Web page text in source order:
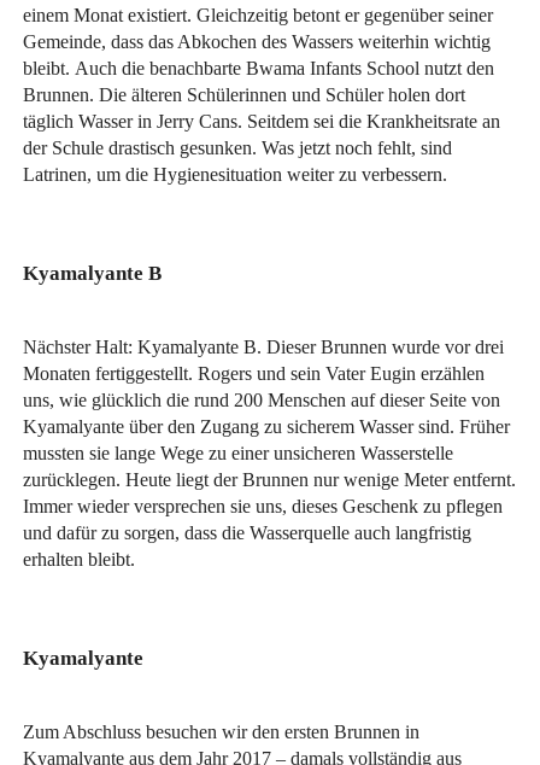
einem Monat existiert. Gleichzeitig betont er gegenüber seiner
Gemeinde, dass das Abkochen des Wassers weiterhin wichtig
bleibt. Auch die benachbarte Bwama Infants School nutzt den
Brunnen. Die älteren Schülerinnen und Schüler holen dort
täglich Wasser in Jerry Cans. Seitdem sei die Krankheitsrate an
der Schule drastisch gesunken. Was jetzt noch fehlt, sind
Latrinen, um die Hygienesituation weiter zu verbessern.
Kyamalyante B
Nächster Halt: Kyamalyante B. Dieser Brunnen wurde vor drei
Monaten fertiggestellt. Rogers und sein Vater Eugin erzählen
uns, wie glücklich die rund 200 Menschen auf dieser Seite von
Kyamalyante über den Zugang zu sicherem Wasser sind. Früher
mussten sie lange Wege zu einer unsicheren Wasserstelle
zurücklegen. Heute liegt der Brunnen nur wenige Meter entfernt.
Immer wieder versprechen sie uns, dieses Geschenk zu pflegen
und dafür zu sorgen, dass die Wasserquelle auch langfristig
erhalten bleibt.
Kyamalyante
Zum Abschluss besuchen wir den ersten Brunnen in
Kyamalyante aus dem Jahr 2017 – damals vollständig aus